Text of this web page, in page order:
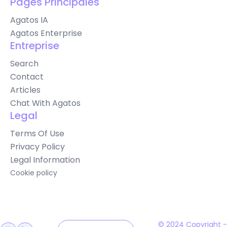
Agatos IA
Agatos Enterprise
Entreprise
Search
Contact
Articles
Chat With Agatos
Legal
Terms Of Use
Privacy Policy
Legal Information
Cookie policy
© 2024 Copyright -